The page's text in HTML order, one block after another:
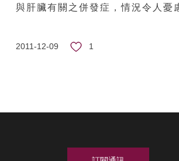
與肝臟有關之併發症，情況令人憂
2011-12-09 1